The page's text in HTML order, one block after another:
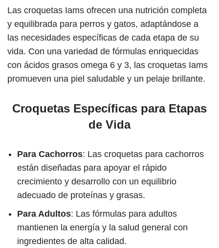
Las croquetas Iams ofrecen una nutrición completa
y equilibrada para perros y gatos, adaptándose a
las necesidades específicas de cada etapa de su
vida. Con una variedad de fórmulas enriquecidas
con ácidos grasos omega 6 y 3, las croquetas Iams
promueven una piel saludable y un pelaje brillante.
Croquetas Específicas para Etapas
de Vida
Para Cachorros: Las croquetas para cachorros
están diseñadas para apoyar el rápido
crecimiento y desarrollo con un equilibrio
adecuado de proteínas y grasas.
Para Adultos: Las fórmulas para adultos
mantienen la energía y la salud general con
ingredientes de alta calidad.